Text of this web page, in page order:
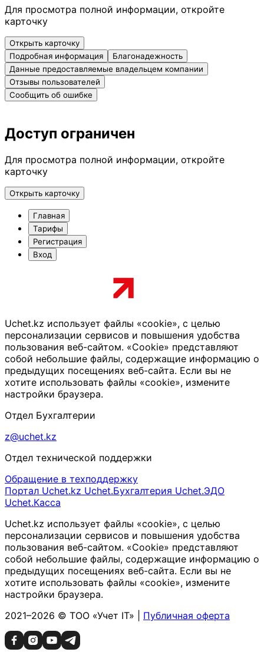
Для просмотра полной информации, откройте
карточку
Открыть карточку
Подробная информация
Благонадежность
Данные предоставляемые владельцем компании
Отзывы пользователей
Сообщить об ошибке
Доступ ограничен
Для просмотра полной информации, откройте
карточку
Открыть карточку
Главная
Тарифы
Регистрация
Вход
Uchet.kz использует файлы «cookie», с целью
персонализации сервисов и повышения удобства
пользования веб-сайтом. «Cookie» представляют
собой небольшие файлы, содержащие информацию о
предыдущих посещениях веб-сайта. Если вы не
хотите использовать файлы «cookie», измените
настройки браузера.
Отдел Бухгалтерии
z@uchet.kz
Отдел технической поддержки
Обращение в техподдержку
Портал Uchet.kz Uchet.Бухгалтерия Uchet.ЭДО
Uchet.Касса
Uchet.kz использует файлы «cookie», с целью
персонализации сервисов и повышения удобства
пользования веб-сайтом. «Cookie» представляют
собой небольшие файлы, содержащие информацию о
предыдущих посещениях веб-сайта. Если вы не
хотите использовать файлы «cookie», измените
настройки браузера.
2021–2026 © ТОО «Учет IT» | Публичная оферта